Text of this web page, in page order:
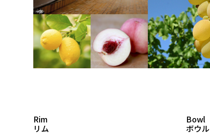
Rim
リム
Bowl
ボウル